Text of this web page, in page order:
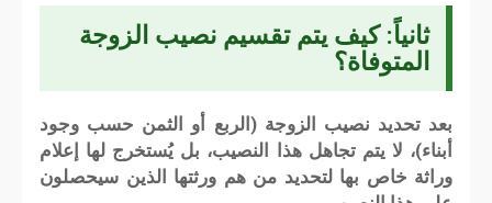
ثانياً: كيف يتم تقسيم نصيب الزوجة
المتوفاة؟
بعد تحديد نصيب الزوجة (الربع أو الثمن حسب وجود
أبناء)، لا يتم تجاهل هذا النصيب، بل يُستخرج لهاإعلام
وراثة خاص بها لتحديد من هم ورثتها الذين سيحصلون